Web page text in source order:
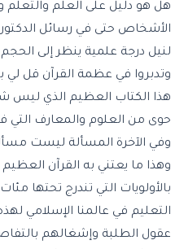
هل هو دليل على العلم
الأشخاص حتى في رسائل
لنيل درجة علمية ينظر إلى الحجم
وتدبروا في عظمة القرآن قل لي
هذا الكتاب العظيم الذي
حوى من العلوم والمعارف التي
وفي الآخرة المسألة ليست
وهذا ما يعتني به القرآن
بالأولويات التي تندرج تحتها
التعليم في عالمنا الإسلامي
عقول الطلبة وإشغالهم